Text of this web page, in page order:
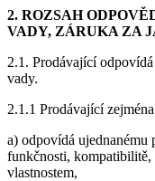
2. ROZSAH
VADY, ZÁRUKA ZA
2.1. Prodávající
vady.
2.1.1 Prodávající
a) odpovídá ujednanému
funkčnosti,
vlastnostem,